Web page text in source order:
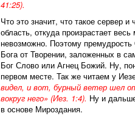
41:25).
Что это значит, что такое сервер и
область, откуда произрастает
невозможно. Поэтому премудрость
Бога от Творении, заложенных в
Бог Слово или Агнец Божий. Ну,
первом месте. Так же читаем у
видел, и вот, бурный ветер шел
вокруг него» (Иез. 1:4). Ну и
в основе Мироздания.